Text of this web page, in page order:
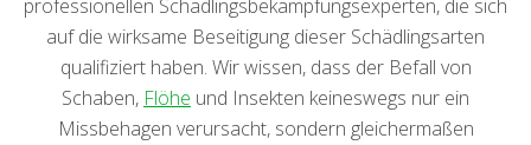
professionellen Schädlingsbekämpfungsexperten, die sich
auf die wirksame Beseitigung dieser Schädlingsarten
qualifiziert haben. Wir wissen, dass der Befall von
Schaben, Flöhe und Insekten keineswegs nur ein
Missbehagen verursacht, sondern gleichermaßen